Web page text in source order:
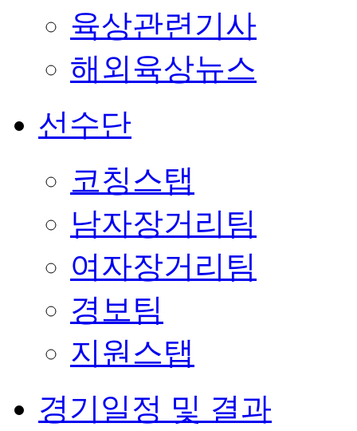
육상관련기사
해외육상뉴스
선수단
코칭스탭
남자장거리팀
여자장거리팀
경보팀
지원스탭
경기일정 및 결과